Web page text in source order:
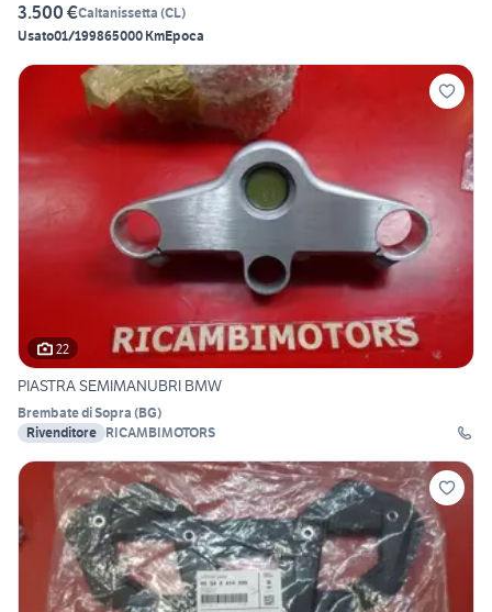
3.500 €Caltanissetta (CL)
Usato01/199865000 KmEpoca
22
PIASTRA SEMIMANUBRI BMW
Brembate di Sopra (BG)
Rivenditore RICAMBIMOTORS